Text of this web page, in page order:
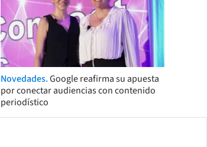
Novedades.Google reafirma su apuesta
por conectar audiencias con contenido
periodístico